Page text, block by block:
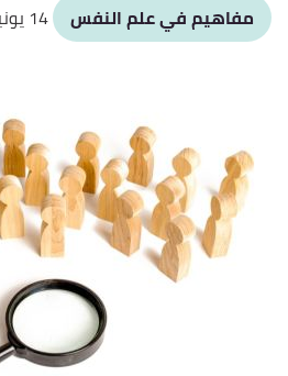
مفاهيم في علم النفس
14 يونيو 2023